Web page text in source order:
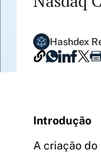
SulAmérica
ETFS
Artigos
Sobre nós
Nossa
Carreiras
Hashdex
Introdução
A criação do